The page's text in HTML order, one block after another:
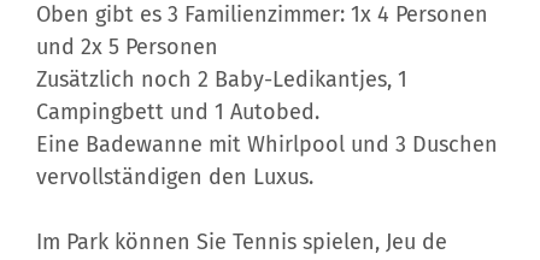
Oben gibt es 3 Familienzimmer: 1x 4 Personen
und 2x 5 Personen
Zusätzlich noch 2 Baby-Ledikantjes, 1
Campingbett und 1 Autobed.
Eine Badewanne mit Whirlpool und 3 Duschen
vervollständigen den Luxus.
Im Park können Sie Tennis spielen, Jeu de